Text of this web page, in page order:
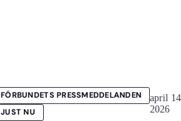
FÖRBUNDETS PRESSMEDDELANDEN
JUST NU
april 14,
2026